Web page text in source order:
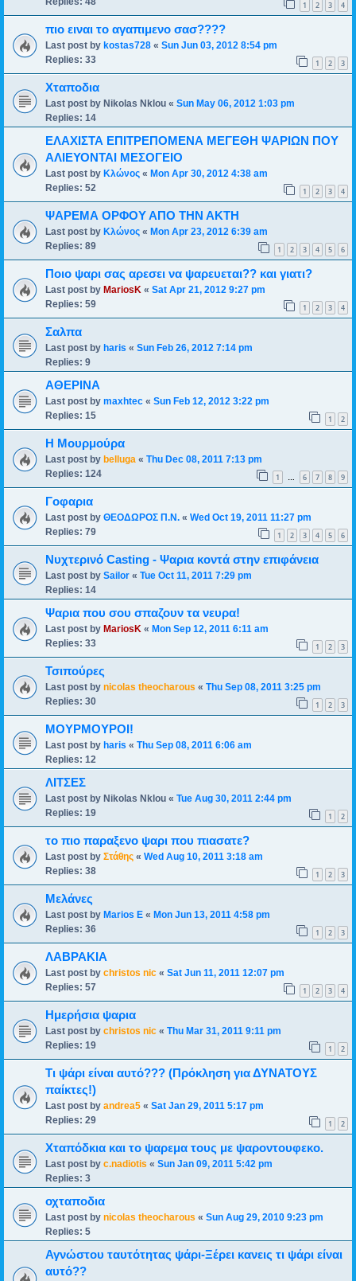
1 2 3 4
πιο ειναι το αγαπιμενο σασ????
Last post by kostas728 « Sun Jun 03, 2012 8:54 pm
Replies: 33 1 2 3
Χταποδια
Last post by Nikolas Nklou « Sun May 06, 2012 1:03 pm
Replies: 14
ΕΛΑΧΙΣΤΑ ΕΠΙΤΡΕΠΟΜΕΝΑ ΜΕΓΕΘΗ ΨΑΡΙΩΝ ΠΟΥ
ΑΛΙΕΥΟΝΤΑΙ ΜΕΣΟΓΕΙΟ
Last post by Κλώνος « Mon Apr 30, 2012 4:38 am
Replies: 52 1 2 3 4
ΨΑΡΕΜΑ ΟΡΦΟΥ ΑΠΟ ΤΗΝ ΑΚΤΗ
Last post by Κλώνος « Mon Apr 23, 2012 6:39 am
Replies: 89 1 2 3 4 5 6
Ποιο ψαρι σας αρεσει να ψαρευεται?? και γιατι?
Last post by MariosK « Sat Apr 21, 2012 9:27 pm
Replies: 59 1 2 3 4
Σαλπα
Last post by haris « Sun Feb 26, 2012 7:14 pm
Replies: 9
ΑΘΕΡΙΝΑ
Last post by maxhtec « Sun Feb 12, 2012 3:22 pm
Replies: 15 1 2
Η Μουρμούρα
Last post by belluga « Thu Dec 08, 2011 7:13 pm
Replies: 124 1 6 7 8 9
Γοφαρια
Last post by ΘΕΟΔΩΡΟΣ Π.Ν. « Wed Oct 19, 2011 11:27 pm
Replies: 79 1 2 3 4 5 6
Νυχτερινό Casting - Ψαρια κοντά στην επιφάνεια
Last post by Sailor « Tue Oct 11, 2011 7:29 pm
Replies: 14
Ψαρια που σου σπαζουν τα νευρα!
Last post by MariosK « Mon Sep 12, 2011 6:11 am
Replies: 33 1 2 3
Τσιπούρες
Last post by nicolas theocharous « Thu Sep 08, 2011 3:25 pm
Replies: 30 1 2 3
ΜΟΥΡΜΟΥΡΟΙ!
Last post by haris « Thu Sep 08, 2011 6:06 am
Replies: 12
ΛΙΤΣΕΣ
Last post by Nikolas Nklou « Tue Aug 30, 2011 2:44 pm
Replies: 19 1 2
το πιο παραξενο ψαρι που πιασατε?
Last post by Στάθης « Wed Aug 10, 2011 3:18 am
Replies: 38 1 2 3
Μελάνες
Last post by Marios E « Mon Jun 13, 2011 4:58 pm
Replies: 36 1 2 3
ΛΑΒΡΑΚΙΑ
Last post by christos nic « Sat Jun 11, 2011 12:07 pm
Replies: 57 1 2 3 4
Ημερήσια ψαρια
Last post by christos nic « Thu Mar 31, 2011 9:11 pm
Replies: 19 1 2
Τι ψάρι είναι αυτό??? (Πρόκληση για ΔΥΝΑΤΟΥΣ
παίκτες!)
Last post by andrea5 « Sat Jan 29, 2011 5:17 pm
Replies: 29 1 2
Χταπόδκια και το ψαρεμα τους με ψαροντουφεκο.
Last post by c.nadiotis « Sun Jan 09, 2011 5:42 pm
Replies: 3
οχταποδια
Last post by nicolas theocharous « Sun Aug 29, 2010 9:23 pm
Replies: 5
Αγνώστου ταυτότητας ψάρι-Ξέρει κανεις τι ψάρι είναι
αυτό??